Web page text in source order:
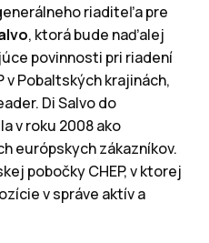
riaditeľa pre
, ktorá bude naďalej
povinnosti pri riadení
v Pobaltských krajinách,
Di Salvo do
v roku 2008 ako
európskych zákazníkov.
pobočky CHEP, v ktorej
v správe aktív a